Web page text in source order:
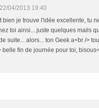
22/04/2013 19:40
bien je trouve l'idée excellente, tu
toi ainsi... juste quelques mails
suite... alors... ton Geek a<br />
belle fin de journée pour toi,